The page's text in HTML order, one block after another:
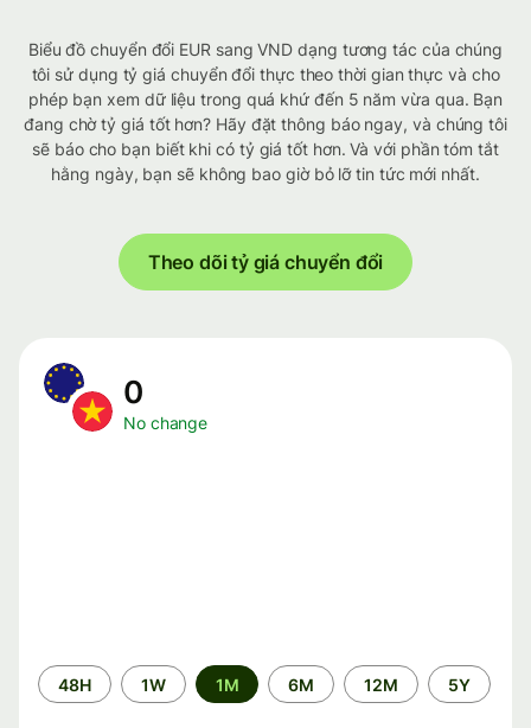
Biểu đồ chuyển đổi EUR sang VND dạng tương tác của chúng
tôi sử dụng tỷ giá chuyển đổi thực theo thời gian thực và cho
phép bạn xem dữ liệu trong quá khứ đến 5 năm vừa qua. Bạn
đang chờ tỷ giá tốt hơn? Hãy đặt thông báo ngay, và chúng tôi
sẽ báo cho bạn biết khi có tỷ giá tốt hơn. Và với phần tóm tắt
hằng ngày, bạn sẽ không bao giờ bỏ lỡ tin tức mới nhất.
Theo dõi tỷ giá chuyển đổi
0
No change
Time
period
48H 1W 1M 6M 12M 5Y